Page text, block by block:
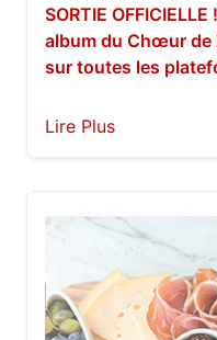
SORTIE
album du Chœur de
sur toutes les
Lire Plus